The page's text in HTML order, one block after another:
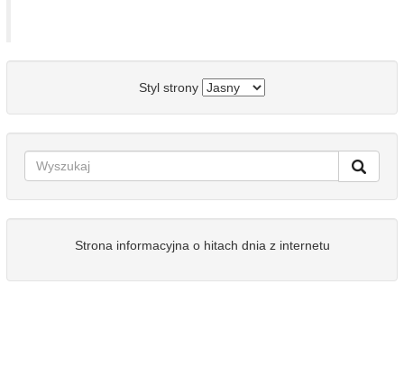
Styl strony
Strona informacyjna o hitach dnia z internetu